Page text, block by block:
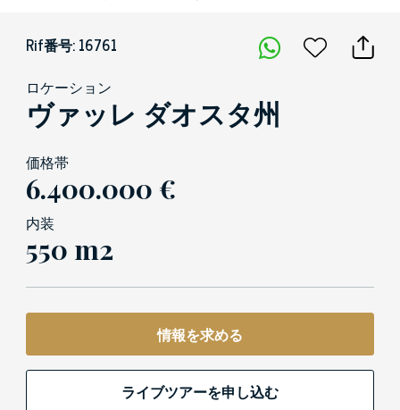
Rif番号: 16761
ロケーション
ヴァッレ ダオスタ州
価格帯
6.400.000 €
内装
550 m2
情報を求める
ライブツアーを申し込む